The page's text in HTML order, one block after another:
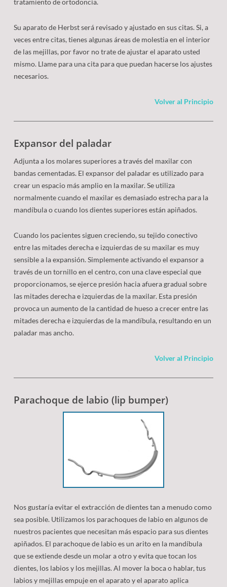
Su aparato de Herbst será revisado y ajustado en sus citas. Si, a
veces entre citas, tienes algunas áreas de molestia en el interior
de las mejillas, por favor no trate de ajustar el aparato usted
mismo. Llame para una cita para que puedan hacerse los ajustes
necesarios.
Volver al Principio
Expansor del paladar
Adjunta a los molares superiores a través del maxilar con
bandas cementadas. El expansor del paladar es utilizado para
crear un espacio más amplio en la maxilar. Se utiliza
normalmente cuando el maxilar es demasiado estrecha para la
mandíbula o cuando los dientes superiores están apiñados.
Cuando los pacientes siguen creciendo, su tejido conectivo
entre las mitades derecha e izquierdas de su maxilar es muy
sensible a la expansión. Simplemente activando el expansor a
través de un tornillo en el centro, con una clave especial que
proporcionamos, se ejerce presión hacia afuera gradual sobre
las mitades derecha e izquierdas de la maxilar. Esta presión
provoca un aumento de la cantidad de hueso a crecer entre las
mitades derecha e izquierdas de la mandíbula, resultando en un
paladar mas ancho.
Volver al Principio
Parachoque de labio (lip bumper)
Nos gustaría evitar el extracción de dientes tan a menudo como
sea posible. Utilizamos los parachoques de labio en algunos de
nuestros pacientes que necesitan más espacio para sus dientes
apiñados. El parachoque de labio es un arito en la mandíbula
que se extiende desde un molar a otro y evita que tocan los
dientes, los labios y los mejillas. Al mover la boca o hablar, tus
labios y mejillas empuje en el aparato y el aparato aplica